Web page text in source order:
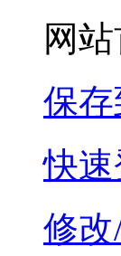
网
保
快
修